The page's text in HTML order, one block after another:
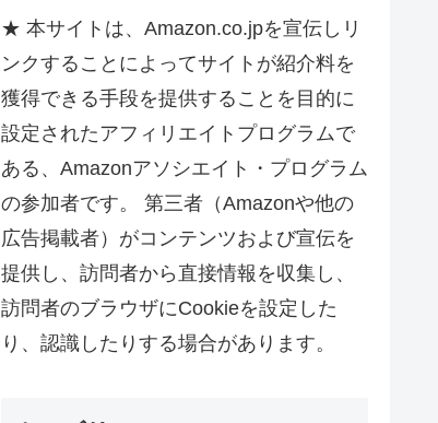
★ 本サイトは、Amazon.co.jpを宣伝しリ
ンクすることによってサイトが紹介料を
獲得できる手段を提供することを目的に
設定されたアフィリエイトプログラムで
ある、Amazonアソシエイト・プログラム
の参加者です。 第三者（Amazonや他の
広告掲載者）がコンテンツおよび宣伝を
提供し、訪問者から直接情報を収集し、
訪問者のブラウザにCookieを設定した
り、認識したりする場合があります。